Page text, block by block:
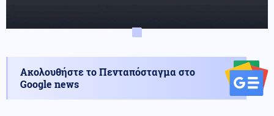
Ακολουθήστε το Πενταπόσταγμα στο
Google news